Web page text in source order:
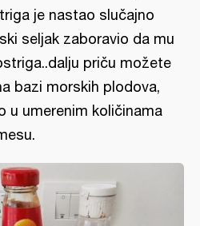
je nastao slučajno
seljak zaboravio da mu
priču možete
bazi morskih plodova,
u umerenim količinama